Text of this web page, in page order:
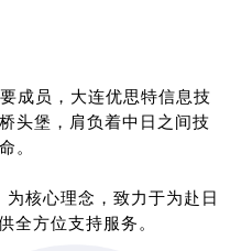
成员，大连优思特信息技
头堡，肩负着中日之间技
。
核心理念，致力于为赴日
全方位支持服务。